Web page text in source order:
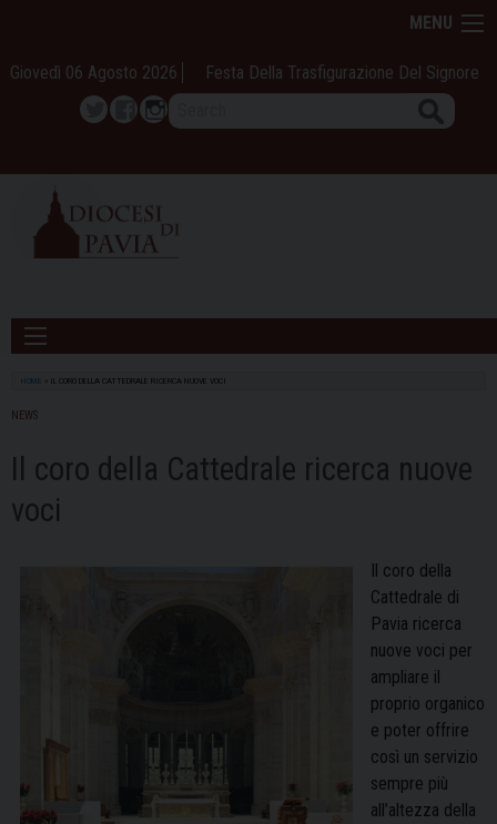
content
MENU
Giovedì 06 Agosto 2026 Festa Della Trasfigurazione Del Signore
TwitterFacebook
Instagram
HOME IL CORO DELLA CATTEDRALE RICERCA NUOVE VOCI
NEWS
Il coro della Cattedrale ricerca nuove
voci
Il coro della
Cattedrale di
Pavia ricerca
nuove voci per
ampliare il
proprio organico
e poter offrire
così un servizio
sempre più
all’altezza della